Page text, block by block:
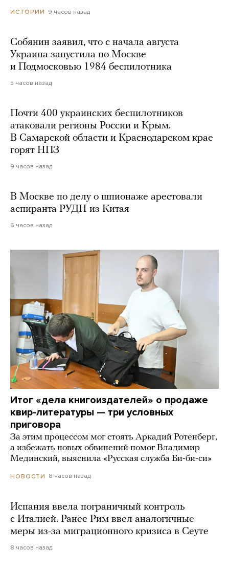
ИСТОРИИ 9 часов назад
Собянин заявил, что с начала августа
Украина запустила по Москве
и Подмосковью 1984 беспилотника
5 часов назад
Почти 400 украинских беспилотников
атаковали регионы России и Крым.
В Самарской области и Краснодарском крае
горят НПЗ
9 часов назад
В Москве по делу о шпионаже арестовали
аспиранта РУДН из Китая
6 часов назад
Итог «дела книгоиздателей» о продаже
квир-литературы — три условных
приговора
За этим процессом мог стоять Аркадий Ротенберг,
а избежать новых обвинений помог Владимир
Мединский, выяснила «Русская служба Би-би-си»
НОВОСТИ 8 часов назад
Испания ввела пограничный контроль
с Италией. Ранее Рим ввел аналогичные
меры из-за миграционного кризиса в Сеуте
8 часов назад